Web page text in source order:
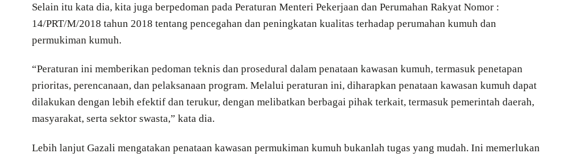
Selain itu kata dia, kita juga berpedoman pada Peraturan Menteri Pekerjaan dan Perumahan Rakyat Nomor :
14/PRT/M/2018 tahun 2018 tentang pencegahan dan peningkatan kualitas terhadap perumahan kumuh dan
permukiman kumuh.
“Peraturan ini memberikan pedoman teknis dan prosedural dalam penataan kawasan kumuh, termasuk penetapan
prioritas, perencanaan, dan pelaksanaan program. Melalui peraturan ini, diharapkan penataan kawasan kumuh dapat
dilakukan dengan lebih efektif dan terukur, dengan melibatkan berbagai pihak terkait, termasuk pemerintah daerah,
masyarakat, serta sektor swasta,” kata dia.
Lebih lanjut Gazali mengatakan penataan kawasan permukiman kumuh bukanlah tugas yang mudah. Ini memerlukan